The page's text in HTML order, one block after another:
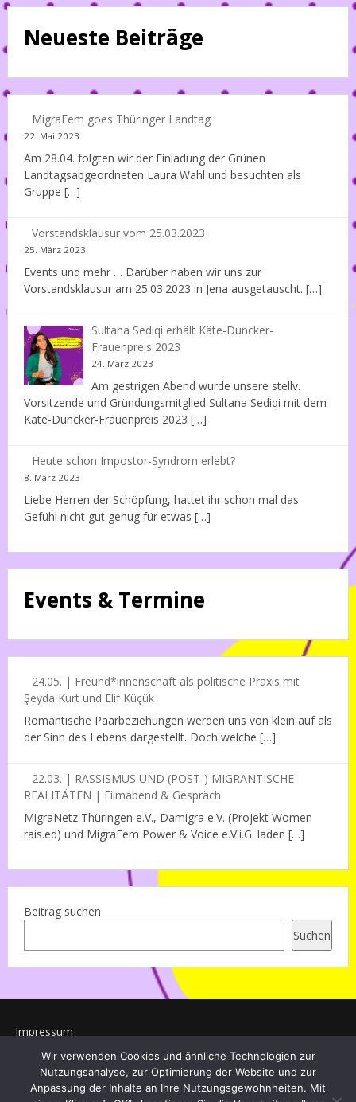
Neueste Beiträge
MigraFem goes Thüringer Landtag
22. Mai 2023
Am 28.04. folgten wir der Einladung der Grünen
Landtagsabgeordneten Laura Wahl und besuchten als
Gruppe […]
Vorstandsklausur vom 25.03.2023
25. März 2023
Events und mehr … Darüber haben wir uns zur
Vorstandsklausur am 25.03.2023 in Jena ausgetauscht. […]
Sultana Sediqi erhält Käte-Duncker-
Frauenpreis 2023
24. März 2023
Am gestrigen Abend wurde unsere stellv.
Vorsitzende und Gründungsmitglied Sultana Sediqi mit dem
Käte-Duncker-Frauenpreis 2023 […]
Heute schon Impostor-Syndrom erlebt?
8. März 2023
Liebe Herren der Schöpfung, hattet ihr schon mal das
Gefühl nicht gut genug für etwas […]
Events & Termine
24.05. | Freund*innenschaft als politische Praxis mit
Şeyda Kurt und Elif Küçük
Romantische Paarbeziehungen werden uns von klein auf als
der Sinn des Lebens dargestellt. Doch welche […]
22.03. | RASSISMUS UND (POST-) MIGRANTISCHE
REALITÄTEN | Filmabend & Gespräch
MigraNetz Thüringen e.V., Damigra e.V. (Projekt Women
rais.ed) und MigraFem Power & Voice e.V.i.G. laden […]
Beitrag suchen
Suchen
Impressum
Datenschutz
Wir verwenden Cookies und ähnliche Technologien zur
Nutzungsanalyse, zur Optimierung der Website und zur
Anpassung der Inhalte an Ihre Nutzungsgewohnheiten. Mit